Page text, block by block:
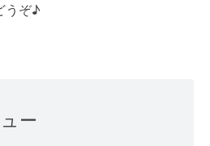
うぞ♪
ー